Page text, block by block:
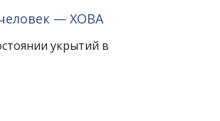
— ХОВА
укрытий в